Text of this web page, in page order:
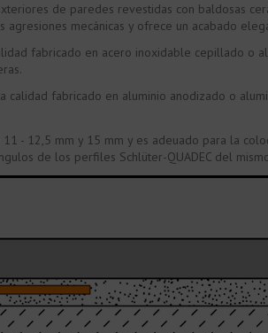
de paredes revestidas con baldosas
agresiones mecánicas y ofrece un acabado
fabricado en acero inoxidable cepillado o
calidad fabricado en aluminio anodizado o
- 12,5 mm y 15 mm y es adeuado para la
de los perfiles Schlüter-QUADEC del